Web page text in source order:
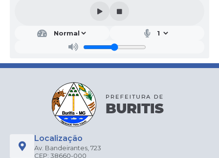
Localização
Av. Bandeirantes, 723
CEP: 38660-000